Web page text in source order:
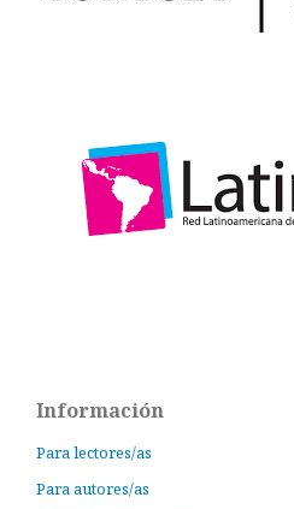
Información
Para lectores/as
Para autores/as